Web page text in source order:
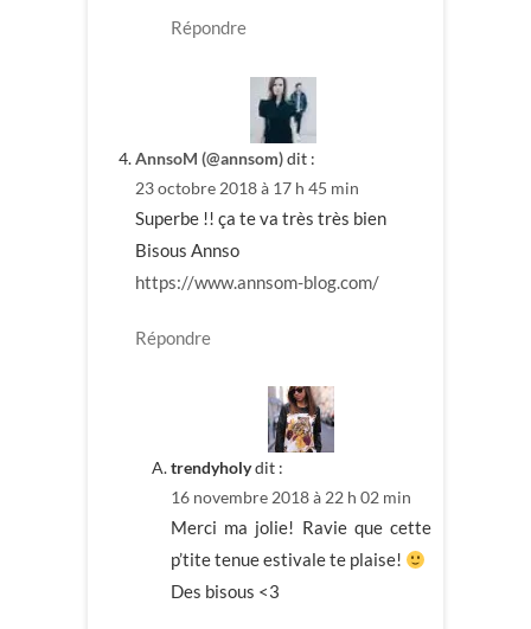
Répondre
AnnsoM (@annsom)dit :
23 octobre 2018 à 17 h 45 min
Superbe !! ça te va très très bien
Bisous Annso
https://www.annsom-blog.com/
Répondre
trendyholydit :
16 novembre 2018 à 22 h 02 min
Merci ma jolie! Ravie que cette
p’tite tenue estivale te plaise!
Des bisous <3